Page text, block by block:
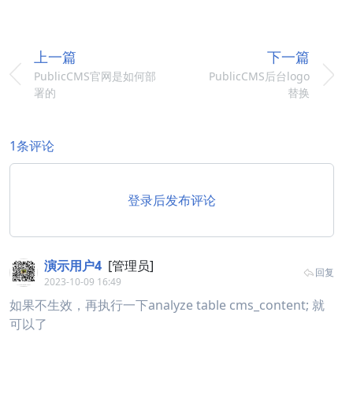
上一篇
PublicCMS官网是如何部
署的
下一篇
PublicCMS后台logo
替换
1条评论
登录后发布评论
演示用户4 [管理员]
2023-10-09 16:49
回复
如果不生效，再执行一下analyze table cms_content; 就
可以了